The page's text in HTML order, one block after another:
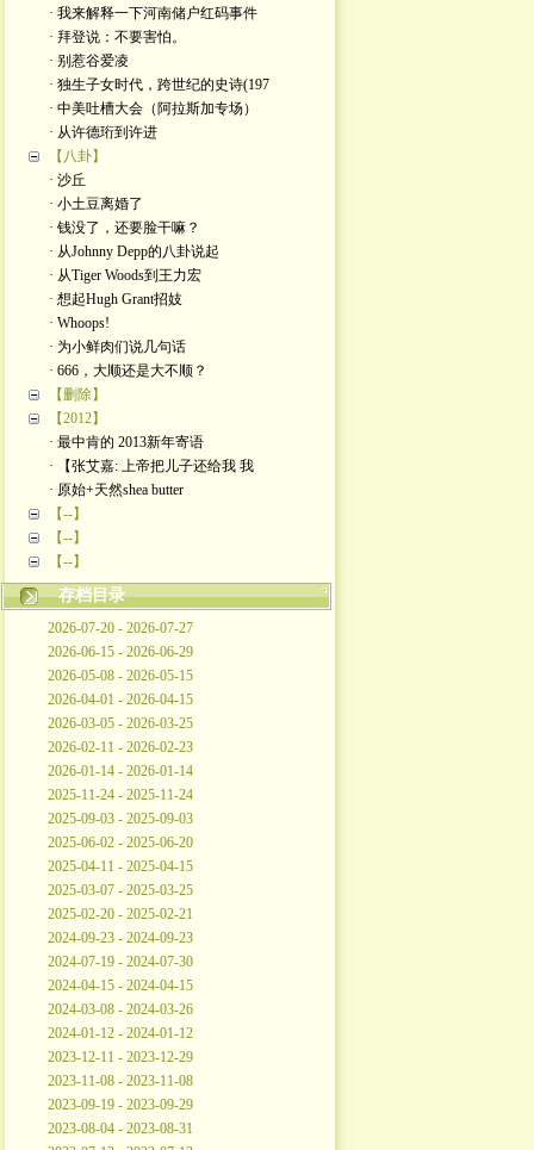
· 我来解释一下河南储户红码事件
· 拜登说：不要害怕。
· 别惹谷爱凌
· 独生子女时代，跨世纪的史诗(197
· 中美吐槽大会（阿拉斯加专场）
· 从许德珩到许进
【八卦】
· 沙丘
· 小土豆离婚了
· 钱没了，还要脸干嘛？
· 从Johnny Depp的八卦说起
· 从Tiger Woods到王力宏
· 想起Hugh Grant招妓
· Whoops!
· 为小鲜肉们说几句话
· 666，大顺还是大不顺？
【删除】
【2012】
· 最中肯的 2013新年寄语
· 【张艾嘉: 上帝把儿子还给我 我
· 原始+天然shea butter
【--】
【--】
【--】
存档目录
2026-07-20 - 2026-07-27
2026-06-15 - 2026-06-29
2026-05-08 - 2026-05-15
2026-04-01 - 2026-04-15
2026-03-05 - 2026-03-25
2026-02-11 - 2026-02-23
2026-01-14 - 2026-01-14
2025-11-24 - 2025-11-24
2025-09-03 - 2025-09-03
2025-06-02 - 2025-06-20
2025-04-11 - 2025-04-15
2025-03-07 - 2025-03-25
2025-02-20 - 2025-02-21
2024-09-23 - 2024-09-23
2024-07-19 - 2024-07-30
2024-04-15 - 2024-04-15
2024-03-08 - 2024-03-26
2024-01-12 - 2024-01-12
2023-12-11 - 2023-12-29
2023-11-08 - 2023-11-08
2023-09-19 - 2023-09-29
2023-08-04 - 2023-08-31